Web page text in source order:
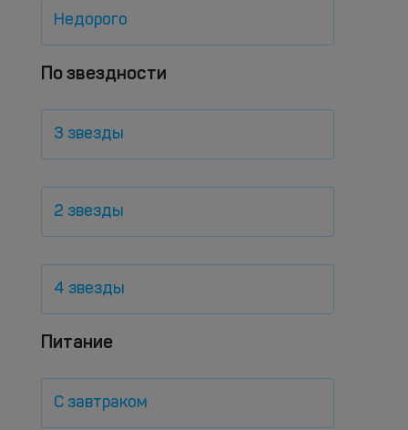
Недорого
По звездности
3 звезды
2 звезды
4 звезды
Питание
С завтраком